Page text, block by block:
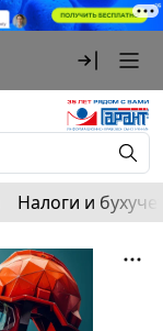
Налоги и